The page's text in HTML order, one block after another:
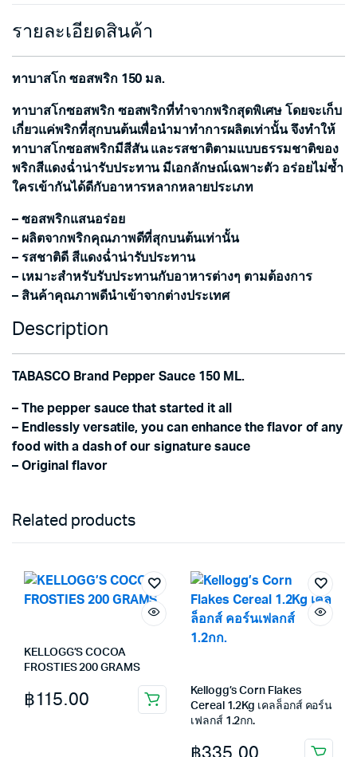
รายละเอียดสินค้า
ทาบาสโก ซอสพริก 150 มล.
ทาบาสโกซอสพริก ซอสพริกที่ทำจากพริกสุดพิเศษ โดยจะเก็บ
เกี่ยวแค่พริกที่สุกบนต้นเพื่อนำมาทำการผลิตเท่านั้น จึงทำให้
ทาบาสโกซอสพริกมีสีสัน และรสชาติตามแบบธรรมชาติของ
พริกสีแดงฉ่ำน่ารับประทาน มีเอกลักษณ์เฉพาะตัว อร่อยไม่ซ้ำ
ใครเข้ากันได้ดีกับอาหารหลากหลายประเภท
– ซอสพริกแสนอร่อย
– ผลิตจากพริกคุณภาพดีที่สุกบนต้นเท่านั้น
– รสชาติดี สีแดงฉ่ำน่ารับประทาน
– เหมาะสำหรับรับประทานกับอาหารต่างๆ ตามต้องการ
– สินค้าคุณภาพดีนำเข้าจากต่างประเทศ
Description
TABASCO Brand Pepper Sauce 150 ML.
– The pepper sauce that started it all
– Endlessly versatile, you can enhance the flavor of any
food with a dash of our signature sauce
– Original flavor
Related products
KELLOGG’S COCOA
FROSTIES 200 GRAMS
฿115.00
Kellogg’s Corn Flakes
Cereal 1.2Kg เคลล็อกส์ คอร์น
เฟลกส์ 1.2กก.